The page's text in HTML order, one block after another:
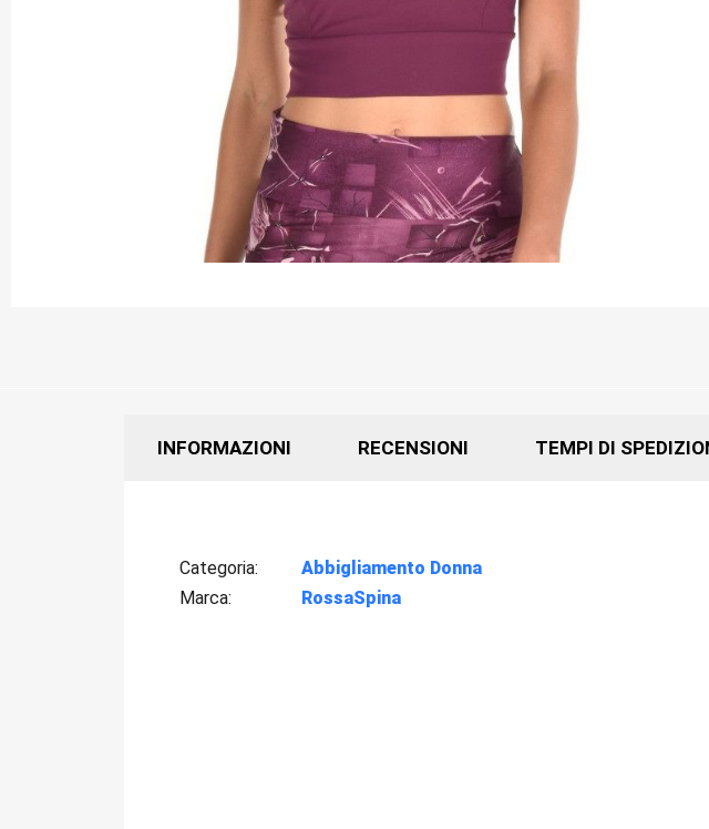
INFORMAZIONI RECENSIONI TEMPI DI
Categoria
Abbigliamento Donna
Marca
RossaSpina